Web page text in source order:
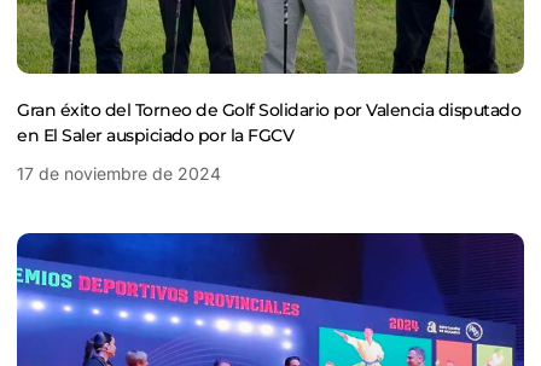
Gran éxito del Torneo de Golf Solidario por Valencia disputado
en El Saler auspiciado por la FGCV
17 de noviembre de 2024